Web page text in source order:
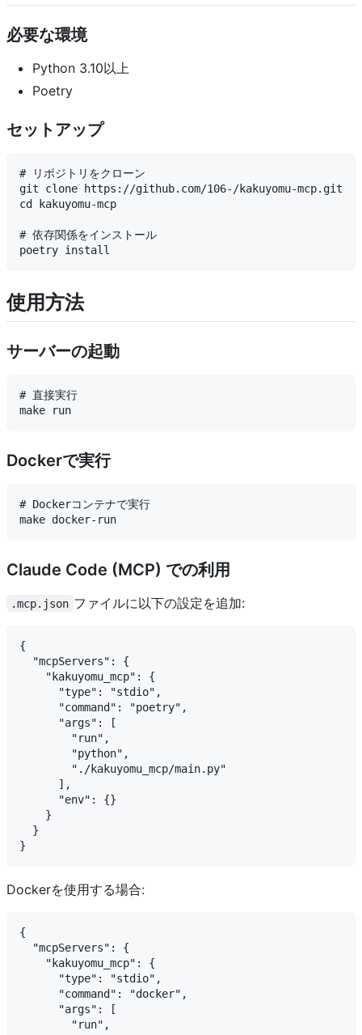
必要な環境
Python 3.10以上
Poetry
セットアップ
# リポジトリをクローン
git clone https://github.com/106-/kakuyomu-mcp.git
cd kakuyomu-mcp
# 依存関係をインストール
使用方法
サーバーの起動
# 直接実行
Dockerで実行
# Dockerコンテナで実行
Claude Code (MCP) での利用
.mcp.json ファイルに以下の設定を追加:
{
  "mcpServers": {
    "kakuyomu_mcp": {
      "type": "stdio",
      "command": "poetry",
      "args": [
        "run",
        "python",
        "./kakuyomu_mcp/main.py"
      ],
      "env": {}
    }
  }
Dockerを使用する場合:
{
  "mcpServers": {
    "kakuyomu_mcp": {
      "type": "stdio",
      "command": "docker",
      "args": [
        "run",